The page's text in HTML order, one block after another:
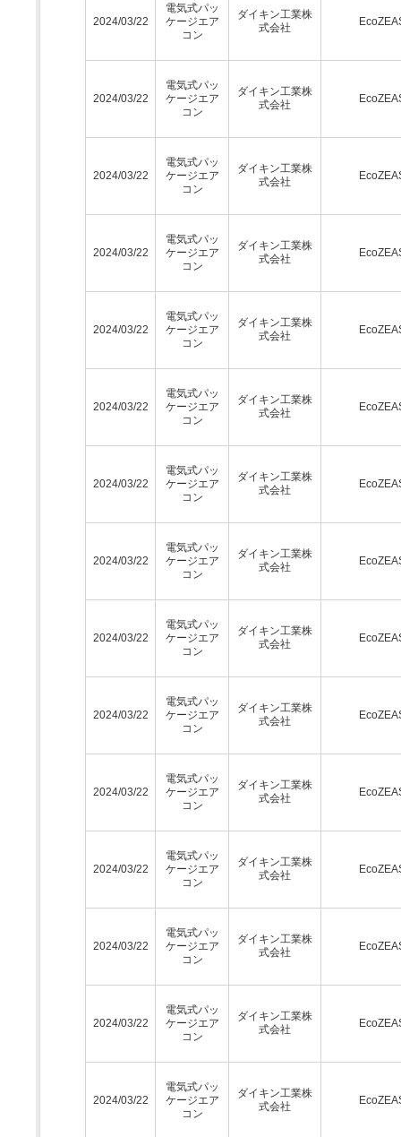
2024/03/22
電気式パッ
ケージエア
コン
ダイキン工業株
式会社
2024/03/22
電気式パッ
ケージエア
コン
ダイキン工業株
式会社
2024/03/22
電気式パッ
ケージエア
コン
ダイキン工業株
式会社
2024/03/22
電気式パッ
ケージエア
コン
ダイキン工業株
式会社
2024/03/22
電気式パッ
ケージエア
コン
ダイキン工業株
式会社
2024/03/22
電気式パッ
ケージエア
コン
ダイキン工業株
式会社
2024/03/22
電気式パッ
ケージエア
コン
ダイキン工業株
式会社
2024/03/22
電気式パッ
ケージエア
コン
ダイキン工業株
式会社
2024/03/22
電気式パッ
ケージエア
コン
ダイキン工業株
式会社
2024/03/22
電気式パッ
ケージエア
コン
ダイキン工業株
式会社
2024/03/22
電気式パッ
ケージエア
コン
ダイキン工業株
式会社
2024/03/22
電気式パッ
ケージエア
コン
ダイキン工業株
式会社
2024/03/22
電気式パッ
ケージエア
コン
ダイキン工業株
式会社
2024/03/22
電気式パッ
ケージエア
コン
ダイキン工業株
式会社
2024/03/22
電気式パッ
ケージエア
コン
ダイキン工業株
式会社